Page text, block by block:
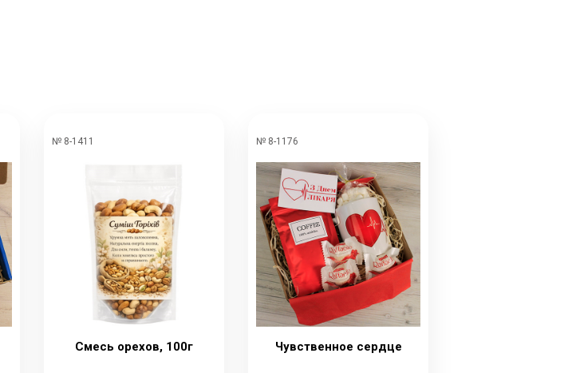
№ 8-1411
Смесь орехов, 100г
№ 8-1176
Чувственное сердце